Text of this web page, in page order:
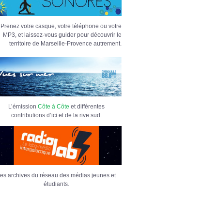
Prenez votre casque, votre téléphone ou votre
MP3, et laissez-vous guider pour découvrir le
territoire de Marseille-Provence autrement.
L’émission Côte à Côte et différentes
contributions d’ici et de la rive sud.
archives du réseau des médias jeunes et
étudiants.